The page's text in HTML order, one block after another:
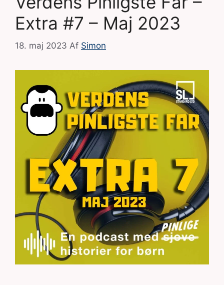
Extra #7 – Maj 2023
18. maj 2023 Af Simon